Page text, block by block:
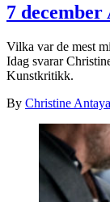
7 december
Vilka var de mest
Idag svarar
Kunstkritikk.
By Christine Antaya